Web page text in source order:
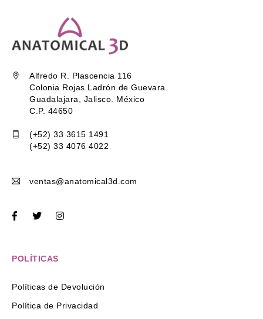
Alfredo R. Plascencia 116
Colonia Rojas Ladrón de Guevara
Guadalajara, Jalisco. México
C.P. 44650
(+52) 33 3615 1491
(+52) 33 4076 4022
ventas@anatomical3d.com
POLÍTICAS
Políticas de Devolución
Política de Privacidad